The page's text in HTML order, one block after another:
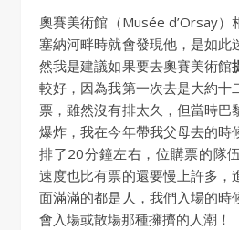
奧賽美術館（Musée d’Orsay）
塞納河畔時就會發現他，是如此
然我是建議如果要去奧賽美術館
較好，因為我第一次去是大約十
票，雖然沒有排太久，但當時巴
爆炸，我在今年帶我父母去的時
排了20分鐘左右，位購票的隊
速度也比有票的還要慢上許多，
面滿滿的都是人，我們入場的時
會入場或散場那種擁擠的人潮！